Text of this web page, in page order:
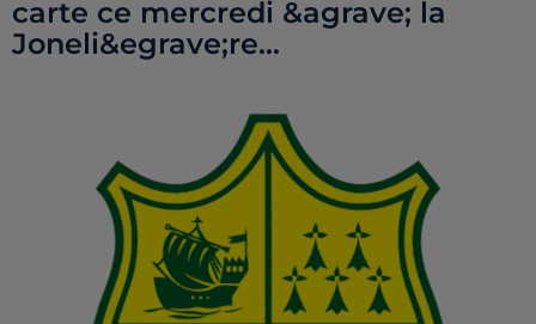
carte ce mercredi &agrave; la
Joneli&egrave;re...